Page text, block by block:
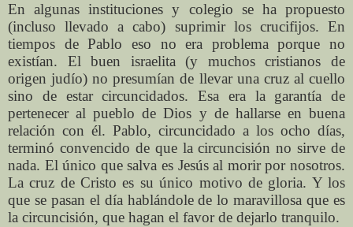
En algunas instituciones y colegio se ha propuesto
(incluso llevado a cabo) suprimir los crucifijos. En
tiempos de Pablo eso no era problema porque no
existían. El buen israelita (y muchos cristianos de
origen judío) no presumían de llevar una cruz al cuello
sino de estar circuncidados. Esa era la garantía de
pertenecer al pueblo de Dios y de hallarse en buena
relación con él. Pablo, circuncidado a los ocho días,
terminó convencido de que la circuncisión no sirve de
nada. El único que salva es Jesús al morir por nosotros.
La cruz de Cristo es su único motivo de gloria. Y los
que se pasan el día hablándole de lo maravillosa que es
la circuncisión, que hagan el favor de dejarlo tranquilo.